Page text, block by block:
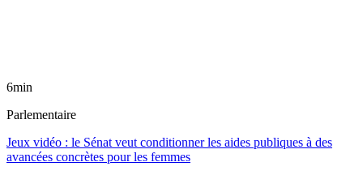
6min
Parlementaire
Jeux vidéo : le Sénat veut conditionner les aides publiques à des
avancées concrètes pour les femmes